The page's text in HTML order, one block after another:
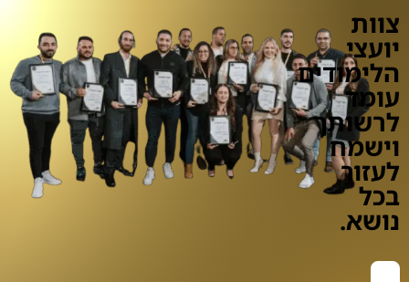
צוות
יועצי
הלימודים
עומד
לרשותך
וישמח
לעזור
בכל
נושא.